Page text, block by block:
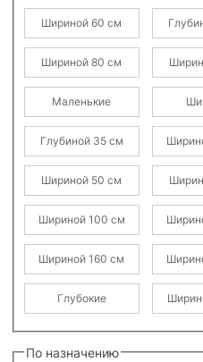
Шириной 60 см
Шириной 80 см
Маленькие
Глубиной 35 см
Шириной 50 см
Шириной 100 см
Шириной 160 см
Глубокие
По назначению